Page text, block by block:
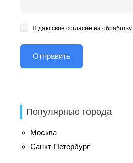
Я даю свое согласие на
Популярные города
Москва
Санкт-Петербург